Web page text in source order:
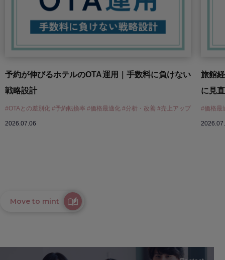
予約が伸びるホテルのOTA運用｜手数料に負けない
戦略設計
#OTAとの差別化 #予約転換率 #価格最適化 #分析・改善 #売上アップ
2026.07.06
旅館
に見
#価格最
Move to mint